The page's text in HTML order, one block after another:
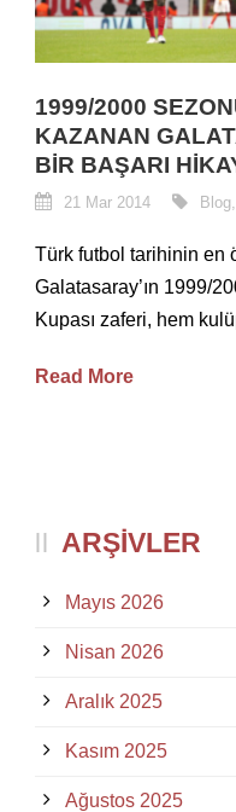
1999/2000
KAZANAN
BIR BAŞARI
21 Mar 2014 Blog,
Türk futbol tarihinin en
Galatasaray’ın 1999/
Kupası zaferi, hem
Read More
ARŞIVLER
Mayıs 2026
Nisan 2026
Aralık 2025
Kasım 2025
Ağustos 2025